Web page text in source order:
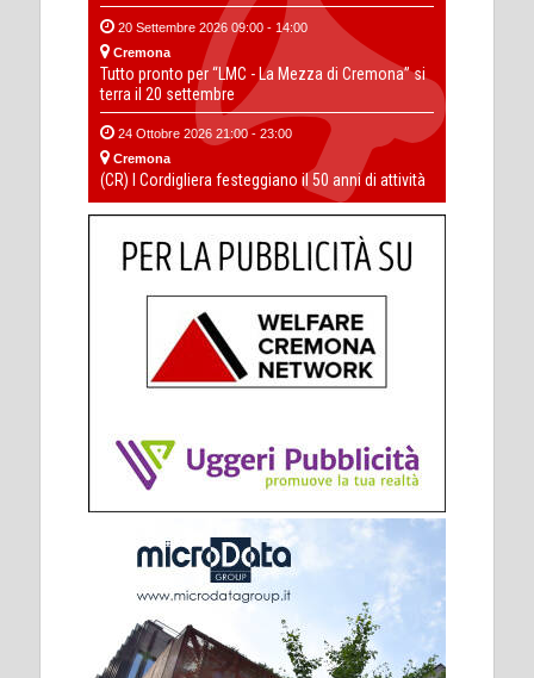
20 Settembre 2026 09:00 - 14:00
Cremona
Tutto pronto per “LMC - La Mezza di Cremona” si
terra il 20 settembre
24 Ottobre 2026 21:00 - 23:00
Cremona
(CR) I Cordigliera festeggiano il 50 anni di attività